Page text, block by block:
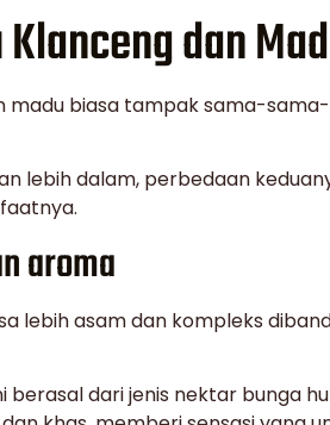
dan
madu biasa tampak sama-
lebih dalam, perbedaan
aroma
lebih asam dan kompleks
berasal dari jenis nektar bunga